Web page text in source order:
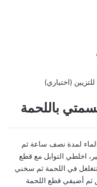
باللحمة
الماء لمدة نصف ساعة ثم
اخلطي التوابل مع قطع
تتغلغل في اللحمة ثم سخني
ثم أضيفي قطع اللحمة